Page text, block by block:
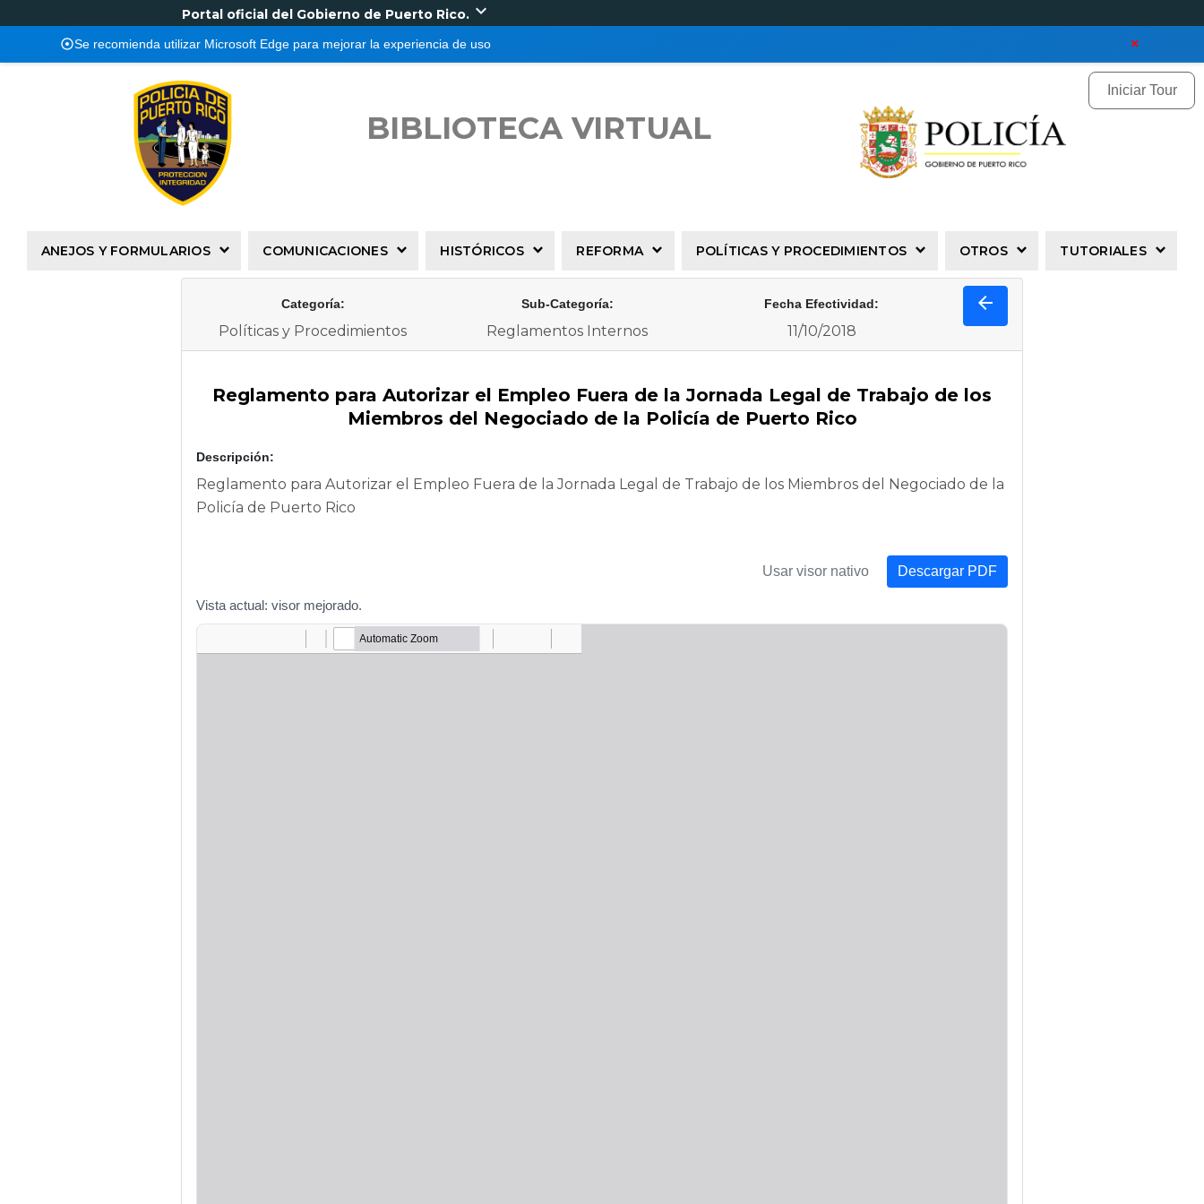
Portal oficial del Gobierno de Puerto Rico. expand_more
Se recomienda utilizar Microsoft Edge para mejorar la experiencia de uso ×
Iniciar Tour
BIBLIOTECA VIRTUAL
ANEJOS Y FORMULARIOS COMUNICACIONES HISTÓRICOS REFORMA POLÍTICAS Y PROCEDIMIENTOS OTROS TUTORIALES
Categoría:
Políticas y Procedimientos
Sub-Categoría:
Reglamentos Internos
Fecha Efectividad:
11/10/2018
arrow_back
Reglamento para Autorizar el Empleo Fuera de la Jornada Legal de Trabajo de los
Miembros del Negociado de la Policía de Puerto Rico
Descripción:
Reglamento para Autorizar el Empleo Fuera de la Jornada Legal de Trabajo de los Miembros del Negociado de la
Policía de Puerto Rico
Usar visor nativo Descargar PDF
Vista actual: visor mejorado.